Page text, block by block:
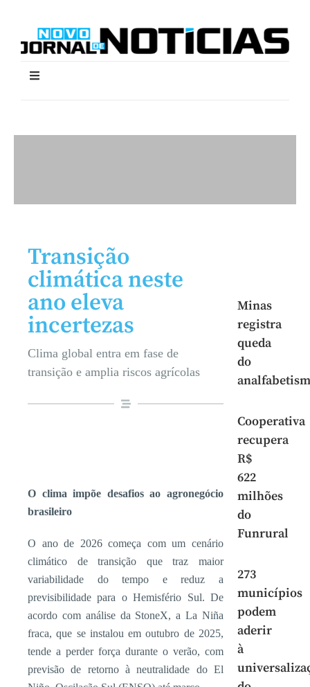
Transição
climática neste
ano eleva
incertezas
Clima global entra em fase de
transição e amplia riscos agrícolas
O clima impõe desafios ao agronegócio
brasileiro
O ano de 2026 começa com um cenário
climático de transição que traz maior
variabilidade do tempo e reduz a
previsibilidade para o Hemisfério Sul. De
acordo com análise da StoneX, a La Niña
fraca, que se instalou em outubro de 2025,
tende a perder força durante o verão, com
previsão de retorno à neutralidade do El
Minas
registra
queda
do
Cooperativa
recupera
R$
622
milhões
do
Funrural
273
municípios
podem
aderir
à